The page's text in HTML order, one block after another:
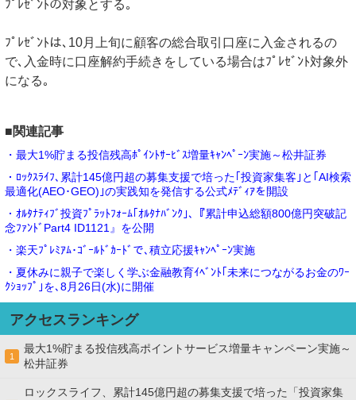
ﾌﾟﾚｾﾞﾝﾄの対象とする｡
ﾌﾟﾚｾﾞﾝﾄは､10月上旬に顧客の総合取引口座に入金されるの
で､入金時に口座解約手続きをしている場合はﾌﾟﾚｾﾞﾝﾄ対象外
になる｡
■関連記事
・最大1%貯まる投信残高ﾎﾟｲﾝﾄｻｰﾋﾞｽ増量ｷｬﾝﾍﾟｰﾝ実施～松井証券
・ﾛｯｸｽﾗｲﾌ､累計145億円超の募集支援で培った｢投資家集客｣と｢AI検索
最適化(AEO･GEO)｣の実践知を発信する公式ﾒﾃﾞｨｱを開設
・ｵﾙﾀﾅﾃｨﾌﾞ投資ﾌﾟﾗｯﾄﾌｫｰﾑ｢ｵﾙﾀﾅﾊﾞﾝｸ｣､『累計申込総額800億円突破記
念ﾌｧﾝﾄﾞPart4 ID1121』を公開
・楽天ﾌﾟﾚﾐｱﾑ･ｺﾞｰﾙﾄﾞｶｰﾄﾞで､積立応援ｷｬﾝﾍﾟｰﾝ実施
・夏休みに親子で楽しく学ぶ金融教育ｲﾍﾞﾝﾄ｢未来につながるお金のﾜｰ
ｸｼｮｯﾌﾟ｣を､8月26日(水)に開催
アクセスランキング
1
最大1%貯まる投信残高ポイントサービス増量キャンペーン実施～
松井証券
ロックスライフ、累計145億円超の募集支援で培った「投資家集